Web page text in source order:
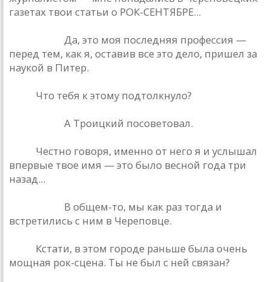
газетах твои статьи о РОК-СЕНТЯБРЕ...
Да, это моя последняя профессия —
перед тем, как я, оставив все это дело, пришел за
наукой в Питер.
Что тебя к этому подтолкнуло?
А Троицкий посоветовал.
Честно говоря, именно от него я и услышал
впервые твое имя — это было весной года три
назад...
В общем-то, мы как раз тогда и
встретились с ним в Череповце.
Кстати, в этом городе раньше была очень
мощная рок-сцена. Ты не был с ней связан?